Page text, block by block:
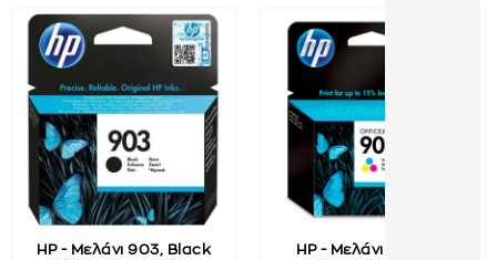
HP - Μελάνι 903, Black
HP - Μελάνι 901, Tri-